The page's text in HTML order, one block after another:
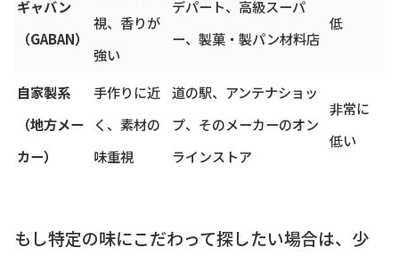
ギャバン
（GABAN）
視、香りが
強い
デパート、高級スーパ
ー、製菓・製パン材料店
低
自家製系
（地方メー
カー）
手作りに近
く、素材の
味重視
道の駅、アンテナショッ
プ、そのメーカーのオン
ラインストア
非常に
低い
もし特定の味にこだわって探したい場合は、少